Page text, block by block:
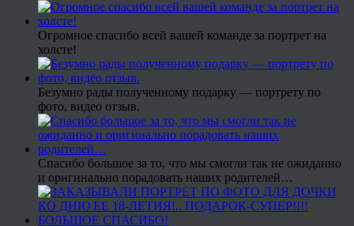
Огромное спасибо всей вашей команде за портрет на
холсте!
Безумно рады полученному подарку — портрету по
фото, видео отзыв.
Спасибо большое за то, что мы смогли так не ожиданно
и оригинально порадовать наших родителей…